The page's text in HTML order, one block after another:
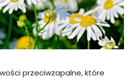
przeciwzapalne, które